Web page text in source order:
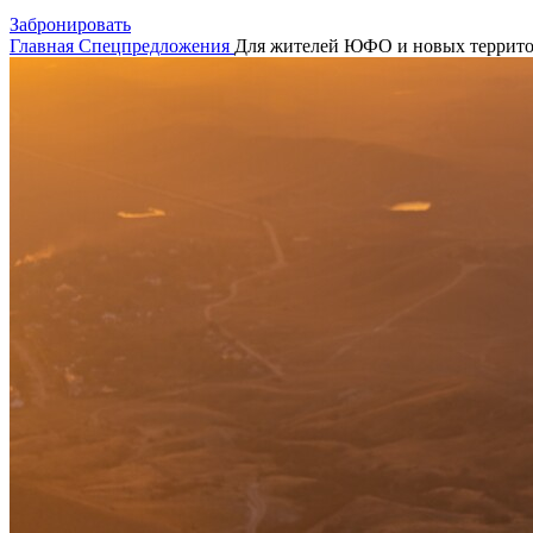
Забронировать
Главная Cпецпредложения Для жителей ЮФО и новых